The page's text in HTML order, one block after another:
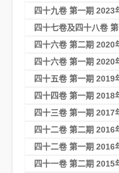
四十九卷 第一期 2023
四十七卷及四十八卷
四十六卷 第二期 2020
四十六卷 第一期 2020
四十五卷 第一期 2019
四十四卷 第一期 2018
四十三卷 第一期 2017
四十二卷 第二期 2016
四十二卷 第一期 2016
四十一卷 第二期 2015